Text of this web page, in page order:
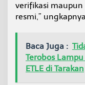
i
s
k
c
a
p
verifikasi maupun
resmi,”
Baca Juga :
Terobos
ETLE di Tarakan